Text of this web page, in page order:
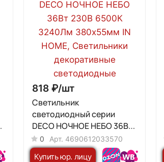
818 ₽/шт
Светильник
светодиодный серии
DECO НОЧНОЕ НЕБО 36Вт
230В 6500К 3240Лм
380х55мм IN HOME
0 Арт. 4690612033570
Купить юр. лицу